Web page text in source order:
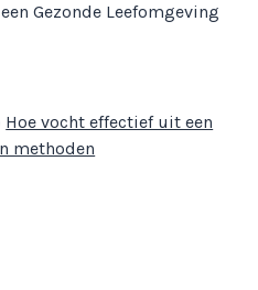
Gezonde Leefomgeving
Hoe vocht effectief uit een
methoden